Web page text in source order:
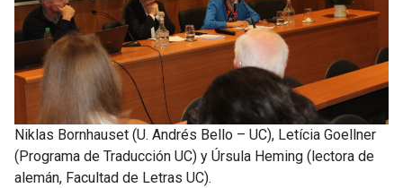
Niklas Bornhauset (U. Andrés Bello – UC), Letícia Goellner
(Programa de Traducción UC) y Úrsula Heming (lectora de
alemán, Facultad de Letras UC).